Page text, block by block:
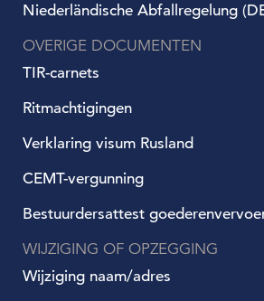
Niederländische Abfallregelung
OVERIGE DOCUMENTEN
TIR-carnets
Ritmachtigingen
Verklaring visum Rusland
CEMT-vergunning
Bestuurdersattest
WIJZIGING OF OPZEGGING
Wijziging naam/adres